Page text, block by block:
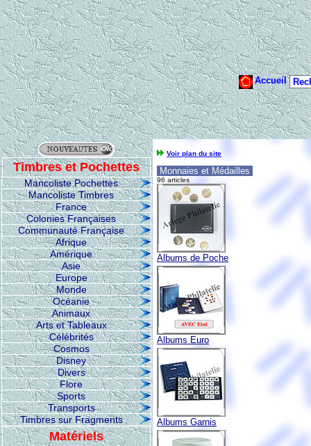
Timbres et Pochettes
Mancoliste Pochettes
Mancoliste Timbres
France
Colonies Françaises
Communauté Française
Afrique
Amérique
Asie
Europe
Monde
Océanie
Animaux
Arts et Tableaux
Célébrités
Cosmos
Disney
Divers
Flore
Sports
Transports
Timbres sur Fragments
Matériels
Voir plan du site
Monnaies et Médailles
96 articles
Albums de Poche
Albums Euro
Albums Garnis